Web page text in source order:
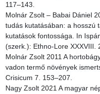
117–143.
Molnár Zsolt – Babai Dániel
tudás kutatásában: a hosszú
kutatások fontossága. In
(szerk.): Ethno-Lore XXXVIII.
Molnár Zsolt 2011 A
vadon termő növények
Crisicum 7. 153–207.
Nagy Zsolt 2021 A magyar